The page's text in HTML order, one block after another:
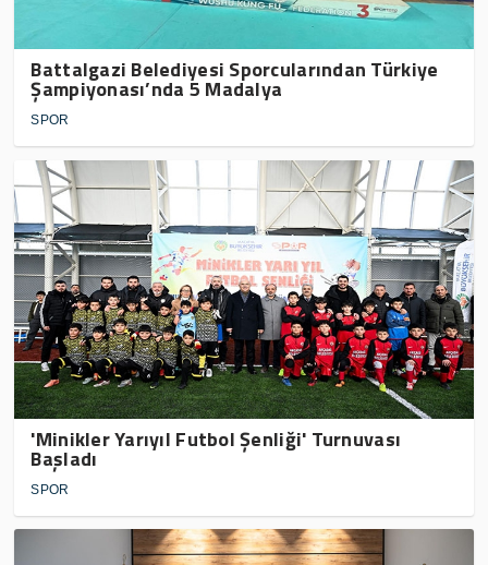
Battalgazi Belediyesi Sporcularından Türkiye
Şampiyonası’nda 5 Madalya
SPOR
'Minikler Yarıyıl Futbol Şenliği' Turnuvası
Başladı
SPOR